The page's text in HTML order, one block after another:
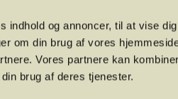
indhold og annoncer, til at vise
om din brug af vores
Vores partnere kan
brug af deres tjenester.